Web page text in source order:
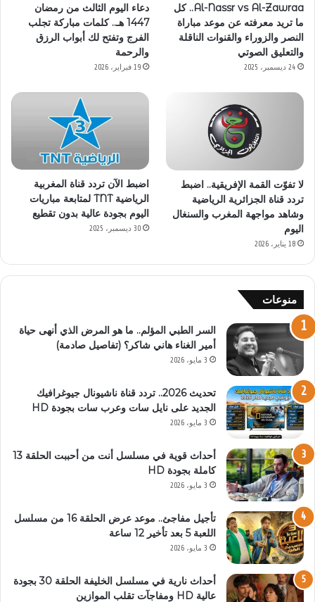
Al-Nassr vs Al-Zawraa.. كل
ما تريد معرفته عن موعد مباراة
النصر والزوراء والقنوات الناقلة
والتعليق الصوتي
24 ديسمبر، 2025
دعاء اليوم الثالث من رمضان
1447 هـ.. كلمات مباركة تجلب
الفرج وتفتح لك أبواب الرزق
والرحمة
19 فبراير، 2026
لا تفوّت القمة الإفريقية.. اضبط
تردد قناة الجزائرية الرياضية
وشاهد مواجهة المغرب والسنغال
اليوم
18 يناير، 2026
اضبط الآن تردد قناة المغربية
الرياضية TNT لمتابعة مباريات
اليوم بجودة عالية بدون تقطيع
30 ديسمبر، 2025
منوعات
السر الطبي المؤلم.. ما هو المرض الذي أنهى حياة
أمير الغناء هاني شاكر؟ (تفاصيل صادمة)
3 مايو، 2026
تحديث 2026.. تردد قناة ناشيونال جيوغرافيك
الجديد على نايل سات وعرب سات بجودة HD
3 مايو، 2026
أحداث قوية في مسلسل أنت من أحببت الحلقة 13
كاملة بجودة HD
3 مايو، 2026
تأجيل مفاجئ.. موعد عرض الحلقة 16 من مسلسل
اللعبة 5 بعد تأخير 12 ساعة
3 مايو، 2026
أحداث نارية في مسلسل الخليفة الحلقة 30 بجودة
عالية HD ومفاجآت تقلب الموازين